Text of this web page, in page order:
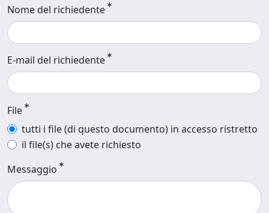
Nome del richiedente
E-mail del richiedente
File
tutti i file (di questo documento) in accesso ristretto
il file(s) che avete richiesto
Messaggio